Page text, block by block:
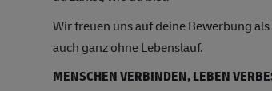
Wir freuen uns auf deine Bewerbung als
auch ganz ohne Lebenslauf.
MENSCHEN VERBINDEN, LEBEN